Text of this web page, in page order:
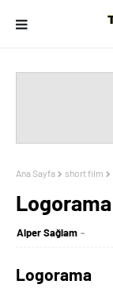
Ana Sayfa short film
Logorama
Alper Sağlam
Logorama